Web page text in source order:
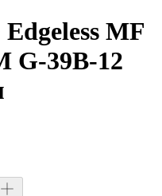
MF
G-39B-12